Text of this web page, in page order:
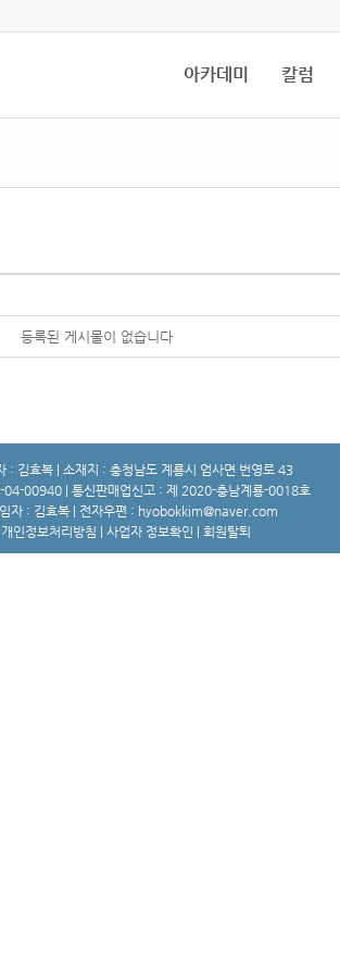
아카데미 칼럼
등록된 게시물이 없습니다
: 김효복 | 소재지 : 충청남도 계룡시 엄사면 번영로 43
04-00940 | 통신판매업신고 : 제 2020-충남계룡-0018호
자 : 김효복 | 전자우편 : hyobokkim@naver.com
개인정보처리방침 사업자 정보확인 | 회원탈퇴